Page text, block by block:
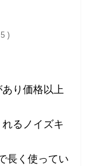
)
り価格以上
るノイズキ
長く使ってい